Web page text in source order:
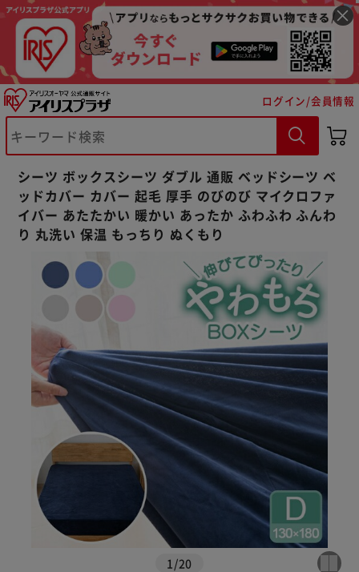
ログイン/会員情報
シーツ ボックスシーツ ダブル 通販 ベッドシーツ ベ
ッドカバー カバー 起毛 厚手 のびのび マイクロファ
イバー あたたかい 暖かい あったか ふわふわ ふんわ
り 丸洗い 保温 もっちり ぬくもり
1 /20
※ご確認ください
カートに入れる 購入手続きへ